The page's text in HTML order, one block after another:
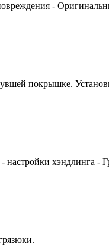
-
покрышке.
хэндлинга -